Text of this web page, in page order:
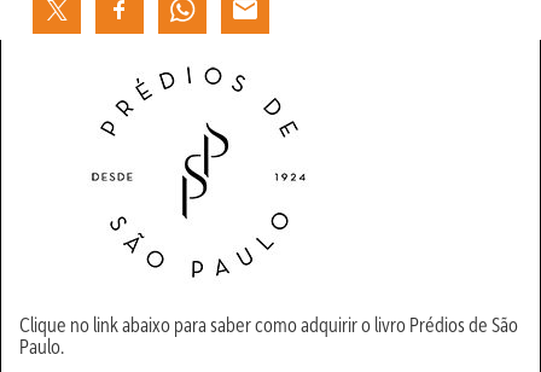
Clique no link abaixo para saber como adquirir o livro Prédios de São
Paulo.